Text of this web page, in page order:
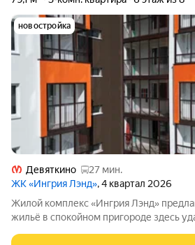
новостройка
Девяткино
27 мин.
ЖК «Ингрия Лэнд», 4 квартал 2026
Жилой комплекс «Ингрия Лэнд»
жильё в спокойном пригороде здесь удаётся совместить